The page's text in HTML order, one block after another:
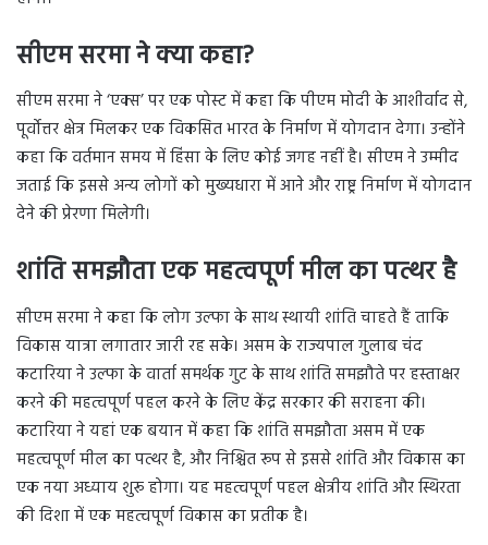
सीएम सरमा ने क्या कहा?
सीएम सरमा ने ‘एक्स’ पर एक पोस्ट में कहा कि पीएम मोदी के आशीर्वाद से,
पूर्वोत्तर क्षेत्र मिलकर एक विकसित भारत के निर्माण में योगदान देगा। उन्होंने
कहा कि वर्तमान समय में हिंसा के लिए कोई जगह नहीं है। सीएम ने उम्मीद
जताई कि इससे अन्य लोगों को मुख्यधारा में आने और राष्ट्र निर्माण में योगदान
देने की प्रेरणा मिलेगी।
शांति समझौता एक महत्वपूर्ण मील का पत्थर है
सीएम सरमा ने कहा कि लोग उल्फा के साथ स्थायी शांति चाहते हैं ताकि
विकास यात्रा लगातार जारी रह सके। असम के राज्यपाल गुलाब चंद
कटारिया ने उल्फा के वार्ता समर्थक गुट के साथ शांति समझौते पर हस्ताक्षर
करने की महत्वपूर्ण पहल करने के लिए केंद्र सरकार की सराहना की।
कटारिया ने यहां एक बयान में कहा कि शांति समझौता असम में एक
महत्वपूर्ण मील का पत्थर है, और निश्चित रूप से इससे शांति और विकास का
एक नया अध्याय शुरू होगा। यह महत्वपूर्ण पहल क्षेत्रीय शांति और स्थिरता
की दिशा में एक महत्वपूर्ण विकास का प्रतीक है।